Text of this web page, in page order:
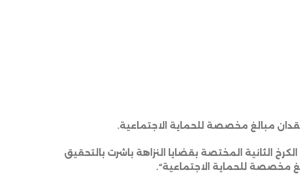
مبالغ مخصصة للحماية الاجتماعية.
الثانية المختصة بقضايا النزاهة باشرت بالتحقيق
مخصصة للحماية الاجتماعية“.